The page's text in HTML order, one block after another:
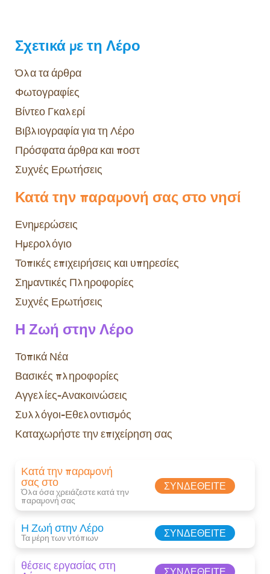
Σχετικά με τη Λέρο
Όλα τα άρθρα
Φωτογραφίες
Βίντεο Γκαλερί
Βιβλιογραφία για τη Λέρο
Πρόσφατα άρθρα και ποστ
Συχνές Ερωτήσεις
Κατά την παραμονή σας στο νησί
Ενημερώσεις
Ημερολόγιο
Τοπικές επιχειρήσεις και υπηρεσίες
Σημαντικές Πληροφορίες
Συχνές Ερωτήσεις
Η Ζωή στην Λέρο
Τοπικά Νέα
Βασικές πληροφορίες
Αγγελίες-Ανακοινώσεις
Συλλόγοι-Εθελοντισμός
Καταχωρήστε την επιχείρηση σας
Κατά την παραμονή
σας στο
Όλα όσα χρειάζεστε κατά την
παραμονή σας​
ΣΥΝΔΕΘΕΊΤΕ
Η Ζωή στην Λέρο
Τα μέρη των ντόπιων ΣΥΝΔΕΘΕΊΤΕ
θέσεις εργασίας στη